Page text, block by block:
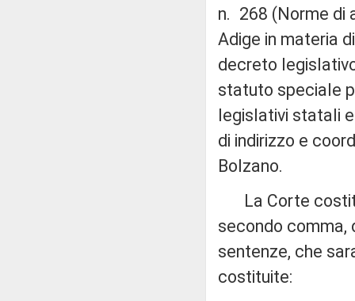
n. 268 (Norme di
Adige in materia
decreto
statuto speciale
legislativi statali
di indirizzo e
Bolzano.
La Corte
secondo comma,
sentenze, che
costituite: